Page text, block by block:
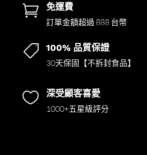
 免運費
訂單金額超過 888 台幣
 100% 品質保證
30天保固【不拆封食品】
 深受顧客喜愛
1000+五星級評分